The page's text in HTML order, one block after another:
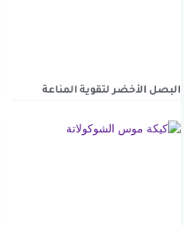
البصل الأخضر لتقوية المناعة